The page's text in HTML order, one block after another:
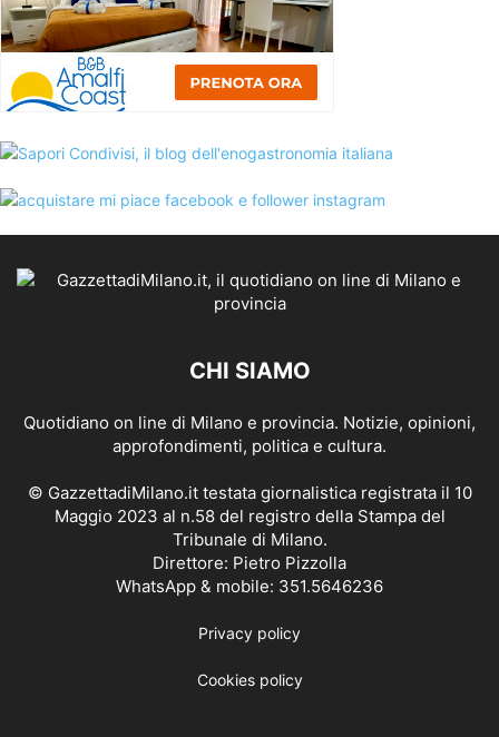
CHI SIAMO
Quotidiano on line di Milano e provincia. Notizie, opinioni,
approfondimenti, politica e cultura.
© GazzettadiMilano.it testata giornalistica registrata il 10
Maggio 2023 al n.58 del registro della Stampa del
Tribunale di Milano.
Direttore: Pietro Pizzolla
WhatsApp & mobile: 351.5646236
Privacy policy
Cookies policy